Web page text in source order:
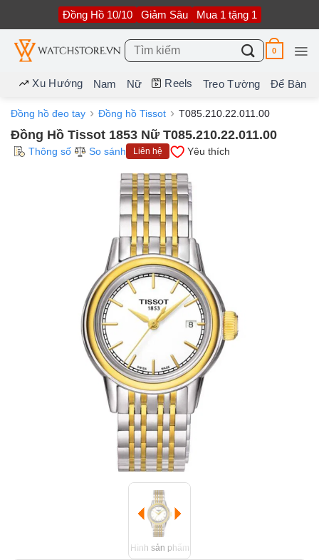
nội
dung
Đồng Hồ 10/10 Giảm Sâu Mua 1 tặng 1
Tìm
kiếm:
0
Xu Hướng Nam Nữ Reels Treo Tường Để Bàn
Đồng hồ đeo tay Đồng hồ Tissot T085.210.22.011.00
Đồng Hồ Tissot 1853 Nữ T085.210.22.011.00
Thông số So sánh Liên hệ Yêu thích
Hình sản phẩm